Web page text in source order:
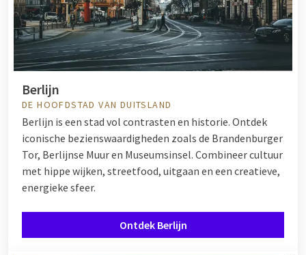
Berlijn
DE HOOFDSTAD VAN DUITSLAND
Berlijn is een stad vol contrasten en historie. Ontdek
iconische bezienswaardigheden zoals de Brandenburger
Tor, Berlijnse Muur en Museumsinsel. Combineer cultuur
met hippe wijken, streetfood, uitgaan en een creatieve,
energieke sfeer.
Ontdek Berlijn